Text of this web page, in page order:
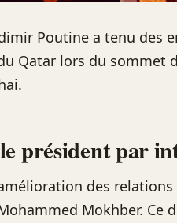
Poutine a tenu des
Qatar lors du sommet
président par
des
Mokhber. Ce